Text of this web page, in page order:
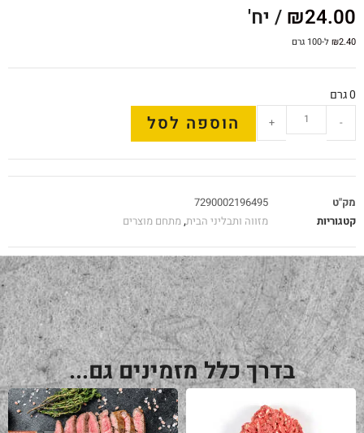
₪24.00 / יח'
₪2.40 ל-100 גרם
0 גרם
-
+ הוספה לסל
מק"ט
7290002196495
קטגוריות
מזווה ותבליני הבית,מתחם מוצרים
בדרך כלל מזמינים גם...